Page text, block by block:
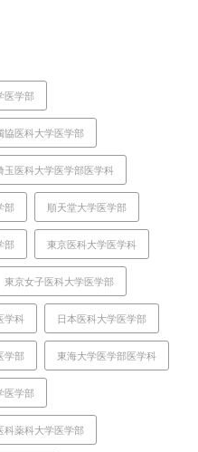
医学部
協医科大学医学部
玉医科大学医学部医学科
部 順天堂大学医学部
部 東京医科大学医学科
東京女子医科大学医学部
学科 日本医科大学医学部
学部 東海大学医学部医学科
医学部
科薬科大学医学部